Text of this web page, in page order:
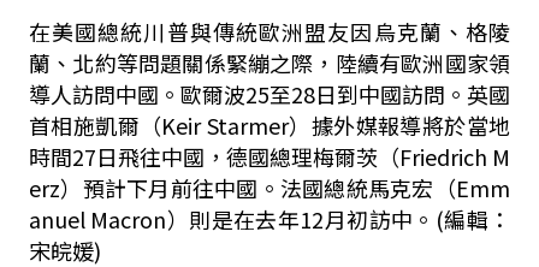
在美國總統川普與傳統歐洲盟友因烏克蘭、格陵
蘭、北約等問題關係緊繃之際，陸續有歐洲國家領
導人訪問中國。歐爾波25至28日到中國訪問。英國
首相施凱爾（Keir Starmer）據外媒報導將於當地
時間27日飛往中國，德國總理梅爾茨（Friedrich M
erz）預計下月前往中國。法國總統馬克宏（Emm
anuel Macron）則是在去年12月初訪中。(編輯：
宋皖媛)